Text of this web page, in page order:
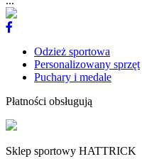
Odzież sportowa
Personalizowany sprzęt
Puchary i medale
Płatności obsługują
Sklep sportowy HATTRICK